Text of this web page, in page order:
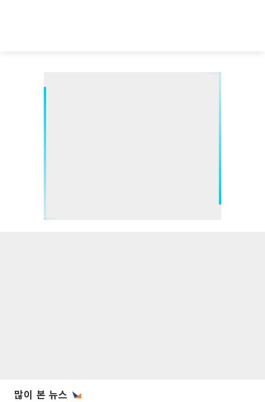
많이 본 뉴스